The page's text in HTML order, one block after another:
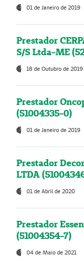
01 de Janeiro de 2019
Prestador
S/S Ltda-ME
18 de Outubro de 2019
Prestador
(51004335-0)
01 de Janeiro de 2019
Prestador
LTDA
01 de Abril de 2020
Prestador
(51004354-7)
04 de Maio de 2021